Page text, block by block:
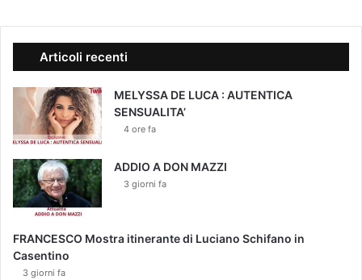
Articoli recenti
MELYSSA DE LUCA : AUTENTICA
SENSUALITA’
4 ore fa
ADDIO A DON MAZZI
3 giorni fa
FRANCESCO Mostra itinerante di Luciano Schifano in
Casentino
3 giorni fa